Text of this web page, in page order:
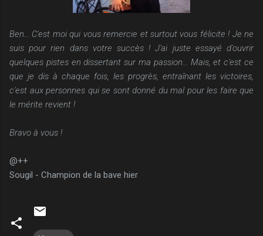
Ben... C'est moi qui vous remercie et surtout vous félicite ! Je ne
suis pour rien dans votre succès ! J'ai juste essayé d'ouvrir
quelques pistes en dissertant sur ma passion... Mais, et c'est ce
que je dis à chaque fois, les progrès, entraînant les victoires,
c'est aux personnes qui se sont donné du mal pour les faire que
le mérite revient !
Bravo à vous !
@++
Sougil - Champion de la bave hier